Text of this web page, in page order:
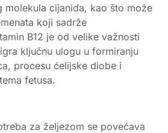
molekula cijanida, kao što može
koji sadrže
B12 je od velike važnosti
ključnu ulogu u formiranju
procesu ćelijske diobe i
fetusa.
za željezom se povećava